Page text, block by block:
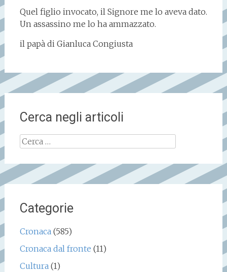
Quel figlio invocato, il Signore me lo aveva dato.
Un assassino me lo ha ammazzato.
il papà di Gianluca Congiusta
Cerca negli articoli
Ricerca
Categorie
Cronaca(585)
Cronaca dal fronte (11)
Cultura(1)